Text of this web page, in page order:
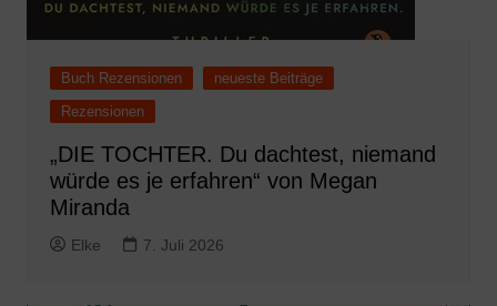
Buch Rezensionen
neueste Beiträge
Rezensionen
„DIE TOCHTER. Du dachtest, niemand
würde es je erfahren“ von Megan
Miranda
Elke 7. Juli 2026